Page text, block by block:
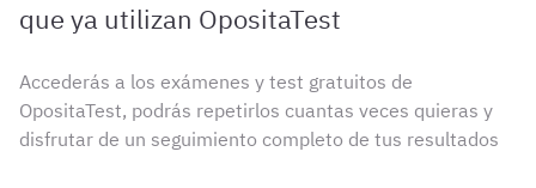
que ya utilizan OpositaTest
Accederás a los exámenes y test gratuitos de
OpositaTest, podrás repetirlos cuantas veces quieras y
disfrutar de un seguimiento completo de tus resultados